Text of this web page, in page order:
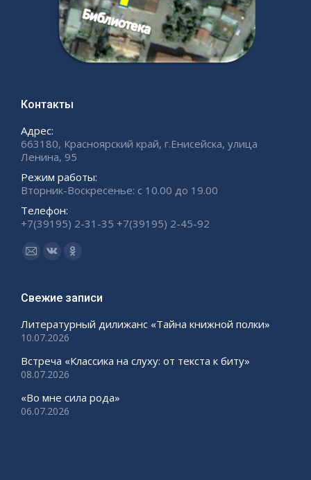
Контакты
Адрес:
663180, Красноярский край, г.Енисейска, улица
Ленина, 95
Режим работы:
Вторник-Воскресенье: с 10.00 до 19.00
Телефон:
+7(39195) 2-31-35 +7(39195) 2-45-92
Ищите нас:
Страница
открывается
новом
Страница
открывается
новом
Страница
открывается
новом
Свежие записи
Литературный дилижанс «Тайна книжной полки»
10.07.2026
Встреча «Классика на слуху: от текста к биту»
08.07.2026
«Во мне сила рода»
06.07.2026